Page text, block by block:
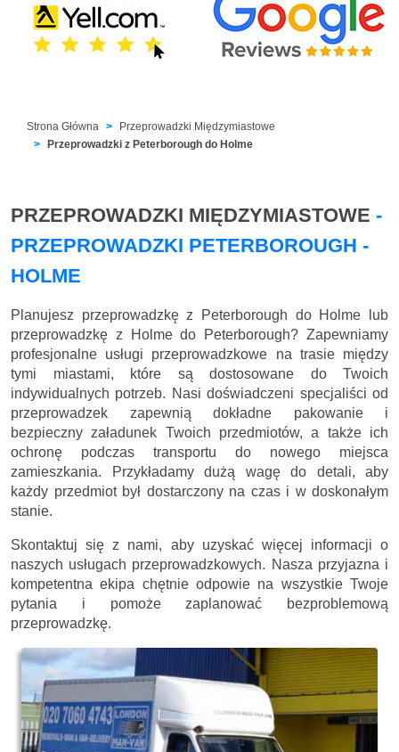
Strona Główna
Przeprowadzki Międzymiastowe
Przeprowadzki z Peterborough do Holme
PRZEPROWADZKI MIĘDZYMIASTOWE -
PRZEPROWADZKI PETERBOROUGH -
HOLME
Planujesz przeprowadzkę z Peterborough do Holme lub
przeprowadzkę z Holme do Peterborough? Zapewniamy
profesjonalne usługi przeprowadzkowe na trasie między
tymi miastami, które są dostosowane do Twoich
indywidualnych potrzeb. Nasi doświadczeni specjaliści od
przeprowadzek zapewnią dokładne pakowanie i
bezpieczny załadunek Twoich przedmiotów, a także ich
ochronę podczas transportu do nowego miejsca
zamieszkania. Przykładamy dużą wagę do detali, aby
każdy przedmiot był dostarczony na czas i w doskonałym
stanie.
Skontaktuj się z nami, aby uzyskać więcej informacji o
naszych usługach przeprowadzkowych. Nasza przyjazna i
kompetentna ekipa chętnie odpowie na wszystkie Twoje
pytania i pomoże zaplanować bezproblemową
przeprowadzkę.